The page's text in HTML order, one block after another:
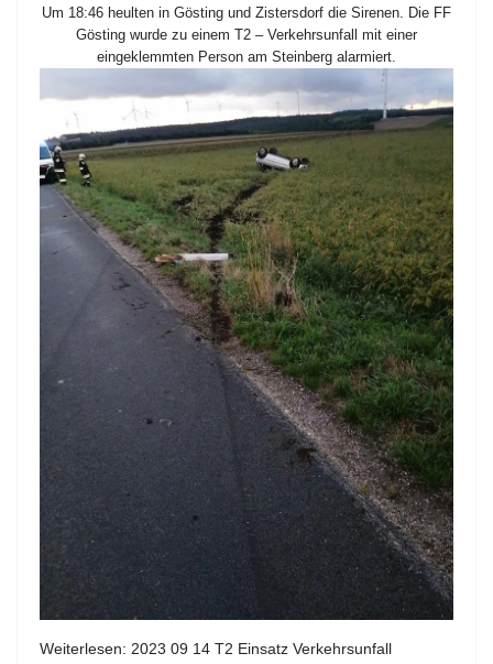
Um 18:46 heulten in Gösting und Zistersdorf die Sirenen. Die FF
Gösting wurde zu einem T2 – Verkehrsunfall mit einer
eingeklemmten Person am Steinberg alarmiert.
Weiterlesen: 2023 09 14 T2 Einsatz Verkehrsunfall